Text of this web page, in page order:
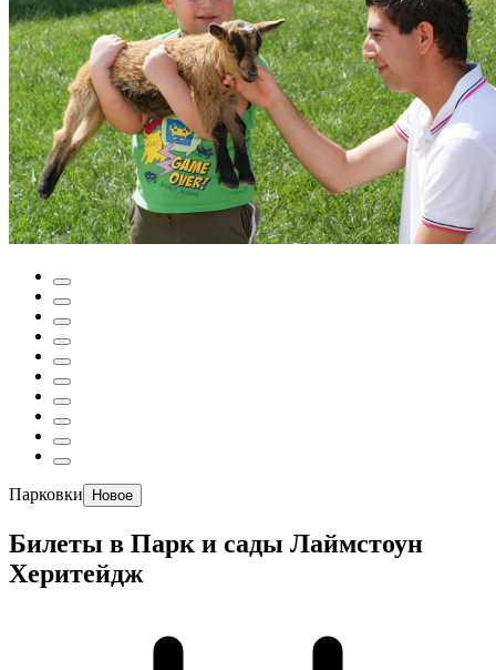
Парковки Новое
Билеты в Парк и сады Лаймстоун
Херитейдж